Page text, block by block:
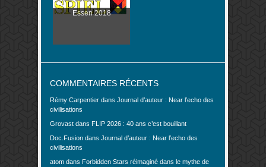
Essen 2018
COMMENTAIRES RÉCENTS
Rémy Carpentier dans Journal d’auteur : Near l’echo des
civilisations
Grovast dans FLIP 2026 : 40 ans c’est bouillant
Doc.Fusion dans Journal d’auteur : Near l’echo des
civilisations
atom dans Forbidden Stars réimaginé dans le mythe de